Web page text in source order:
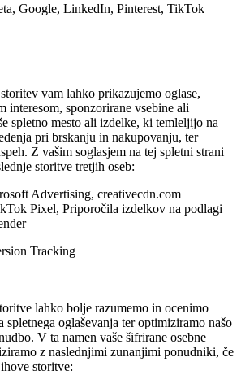
Google, LinkedIn, Pinterest, TikTok
vam lahko prikazujemo oglase,
interesom, sponzorirane vsebine ali
spletno mesto ali izdelke, ki temleljijo na
pri brskanju in nakupovanju, ter
Z vašim soglasjem na tej spletni strani
storitve tretjih oseb:
Advertising, creativecdn.com
Pixel, Priporočila izdelkov na podlagi
Tracking
lahko bolje razumemo in ocenimo
spletnega oglaševanja ter optimiziramo našo
V ta namen vaše šifrirane osebne
z naslednjimi zunanjimi ponudniki, če
storitve: